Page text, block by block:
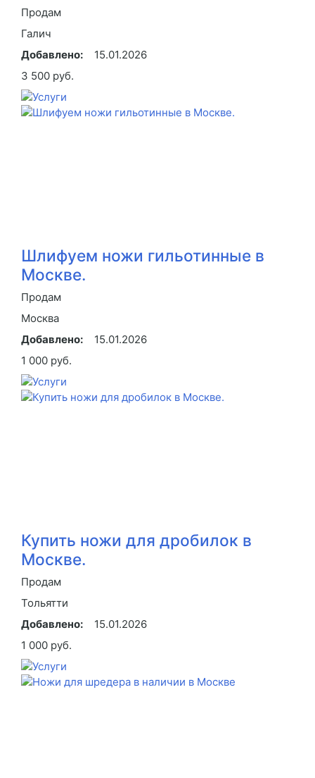
Продам
Галич
Добавлено:
15.01.2026
3 500 руб.
Шлифуем ножи гильотинные в
Москве.
Продам
Москва
Добавлено:
15.01.2026
1 000 руб.
Купить ножи для дробилок в
Москве.
Продам
Тольятти
Добавлено:
15.01.2026
1 000 руб.